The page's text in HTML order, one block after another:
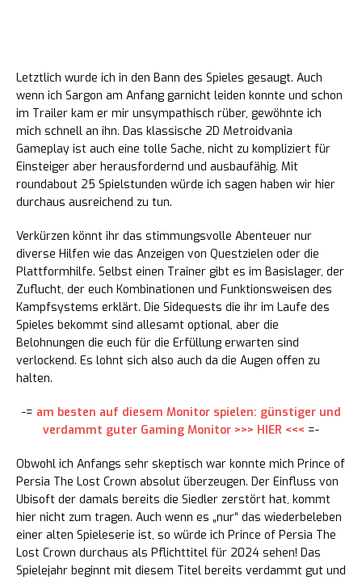
Letztlich wurde ich in den Bann des Spieles gesaugt. Auch
wenn ich Sargon am Anfang garnicht leiden konnte und schon
im Trailer kam er mir unsympathisch rüber, gewöhnte ich
mich schnell an ihn. Das klassische 2D Metroidvania
Gameplay ist auch eine tolle Sache, nicht zu kompliziert für
Einsteiger aber herausfordernd und ausbaufähig. Mit
roundabout 25 Spielstunden würde ich sagen haben wir hier
durchaus ausreichend zu tun.
Verkürzen könnt ihr das stimmungsvolle Abenteuer nur
diverse Hilfen wie das Anzeigen von Questzielen oder die
Plattformhilfe. Selbst einen Trainer gibt es im Basislager, der
Zuflucht, der euch Kombinationen und Funktionsweisen des
Kampfsystems erklärt. Die Sidequests die ihr im Laufe des
Spieles bekommt sind allesamt optional, aber die
Belohnungen die euch für die Erfüllung erwarten sind
verlockend. Es lohnt sich also auch da die Augen offen zu
halten.
-= am besten auf diesem Monitor spielen: günstiger und
verdammt guter Gaming Monitor >>> HIER <<< =-
Obwohl ich Anfangs sehr skeptisch war konnte mich Prince of
Persia The Lost Crown absolut überzeugen. Der Einfluss von
Ubisoft der damals bereits die Siedler zerstört hat, kommt
hier nicht zum tragen. Auch wenn es „nur“ das wiederbeleben
einer alten Spieleserie ist, so würde ich Prince of Persia The
Lost Crown durchaus als Pflichttitel für 2024 sehen! Das
Spielejahr beginnt mit diesem Titel bereits verdammt gut und